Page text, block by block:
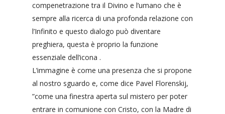
compenetrazione tra il Divino e l’umano che è
sempre alla ricerca di una profonda relazione con
l’Infinito e questo dialogo può diventare
preghiera, questa è proprio la funzione
essenziale dell’icona .
L’immagine è come una presenza che si propone
al nostro sguardo e, come dice Pavel Florenskij,
”come una finestra aperta sul mistero per poter
entrare in comunione con Cristo, con la Madre di